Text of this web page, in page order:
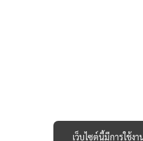
เว็บไซต์นี้มีการใช้ง